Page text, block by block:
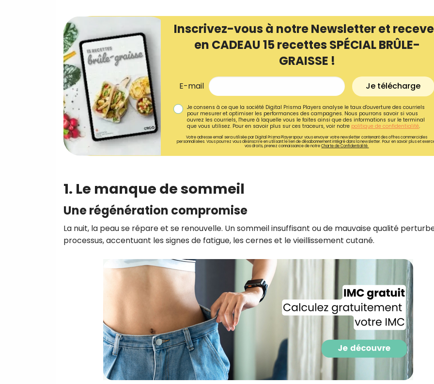
Inscrivez-vous à notre Newsletter et
en CADEAU 15 recettes SPÉCIAL BRÛLE-
GRAISSE !
E-mail Je télécharge
Je consens à ce que la société Digital Prisma Players analyse le taux d'ouverture des courriels
pour mesurer et optimiser les performances des campagnes. Nous pourrons savoir si vous
ouvrez les courriels, l'heure à laquelle vous le faites ainsi que des informations sur le terminal
que vous utilisez. Pour en savoir plus sur ces traceurs, voir notre politique de confidentialité.
Votre adresse email sera utilisée par Digital Prisma Playerspour vous envoyer votre newsletter contenant des offres commerciales
personnalisées. Vous pourrez vous désinscrire en utilisant le lien de désabonnement intégré dans la newsletter. Pour en savoir plus et
vos droits, prenez connaissance de notreCharte de Confidentialité.
1. Le manque de sommeil
Une régénération compromise
La nuit, la peau se répare et se renouvelle. Un sommeil insuffisant ou de mauvaise qualité
processus, accentuant les signes de fatigue, les cernes et le vieillissement cutané.
Recevez gratuitement
recettes inédites de
!
Ainsi que la newsletter
CROQ.
performances des campagnes.
pourrons savoir si vous ouvrez les
utilisez. Pour en savoir plus sur ces
politique de confidentialité
Je reçois mon cadeau !
Votre adresse email sera utilisée par Digital Prisma
envoyer votre newsletter contenant des offres
personnalisées. Vous pourrez vous désinscrire en
désabonnement intégré dans la newsletter. Pour en
exercer vos droits, prenez connaissance de notre
Confidentialité .